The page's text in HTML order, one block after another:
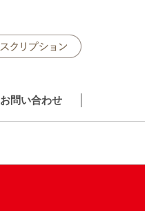
お問い合わせ